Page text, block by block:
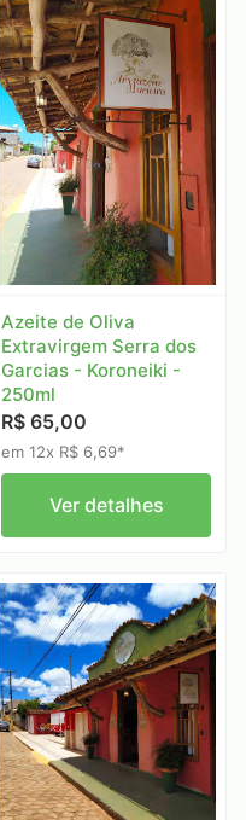
Azeite de Oliva
Extravirgem Serra dos
Garcias - Koroneiki -
250ml
R$ 65,00
em 12x R$ 6,69*
Ver detalhes